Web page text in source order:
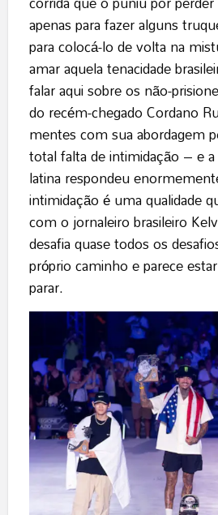
apenas para fazer alguns
para colocá-lo de volta na
amar aquela tenacidade
falar aqui sobre os não-
do recém-chegado Cordano
mentes com sua abordagem
total falta de intimidação – e
latina respondeu
intimidação é uma qualidade
com o jornaleiro brasileiro
desafia quase todos os
próprio caminho e parece
parar.